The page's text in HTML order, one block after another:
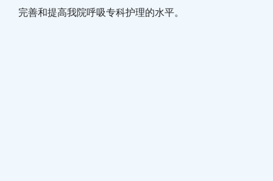
完善和提高我院呼吸专科护理的水平。